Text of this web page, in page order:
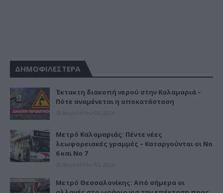
ΔΗΜΟΦΙΛΕΣΤΕΡΑ
Έκτακτη διακοπή νερού στην Καλαμαριά –
Πότε αναμένεται η αποκατάσταση
Μετρό Καλαμαριάς: Πέντε νέες
λεωφορειακές γραμμές – Καταργούνται οι Νο
6 και Νο 7
Μετρό Θεσσαλονίκης: Από σήμερα οι